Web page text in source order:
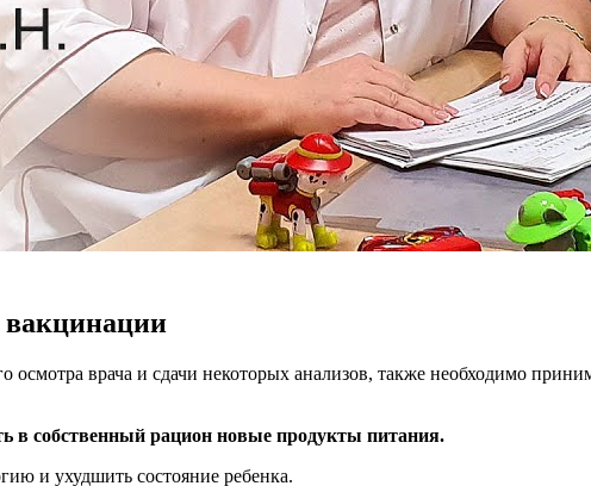
вакцинации
врача и сдачи некоторых анализов, также необходимо
в собственный рацион новые продукты питания.
и ухудшить состояние ребенка.